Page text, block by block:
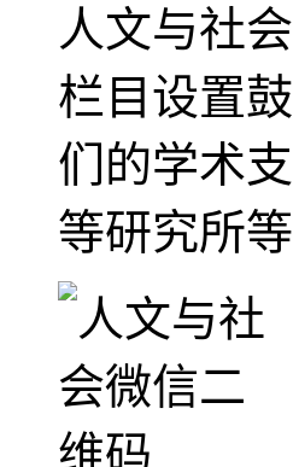
人文与社
栏目设置
们的学术
等研究所等